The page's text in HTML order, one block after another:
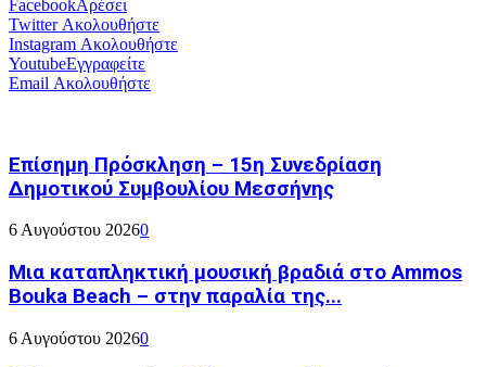
FacebookΑρέσει
TwitterΑκολουθήστε
Instagram Ακολουθήστε
YoutubeΕγγραφείτε
Email Ακολουθήστε
Επίσημη Πρόσκληση – 15η Συνεδρίαση
Δημοτικού Συμβουλίου Μεσσήνης
6 Αυγούστου 20260
Μια καταπληκτική μουσική βραδιά στο Ammos
Bouka Beach – στην παραλία της...
6 Αυγούστου 20260